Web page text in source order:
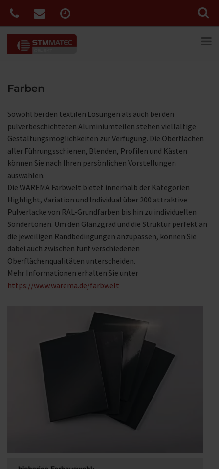
Farben
Sowohl bei den textilen Lösungen als auch bei den
pulverbeschichteten Aluminiumteilen stehen vielfältige
Gestaltungsmöglichkeiten zur Verfügung. Die Oberflächen
aller Führungsschienen, Blenden, Profilen und Kästen
können Sie nach Ihren persönlichen Vorstellungen
auswählen.
Die WAREMA Farbwelt bietet innerhalb der Kategorien
Highlight, Variation und Individual über 200 attraktive
Pulverlacke von RAL-Grundfarben bis hin zu individuellen
Sondertönen. Um den Glanzgrad und die Struktur perfekt an
die jeweiligen Randbedingungen anzupassen, können Sie
dabei auch zwischen fünf verschiedenen
Oberflächenqualitäten unterscheiden.
Mehr Informationen erhalten Sie unter
https://www.warema.de/farbwelt